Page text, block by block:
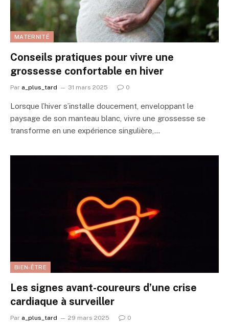
MATERNITÉ
Conseils pratiques pour vivre une
grossesse confortable en hiver
Par a_plus_tard 31 mars 2025 0
Lorsque l’hiver s’installe doucement, enveloppant le
paysage de son manteau blanc, vivre une grossesse se
transforme en une expérience singulière,…
BIEN-ÊTRE
Les signes avant-coureurs d’une crise
cardiaque à surveiller
Par a_plus_tard 29 mars 2025 0